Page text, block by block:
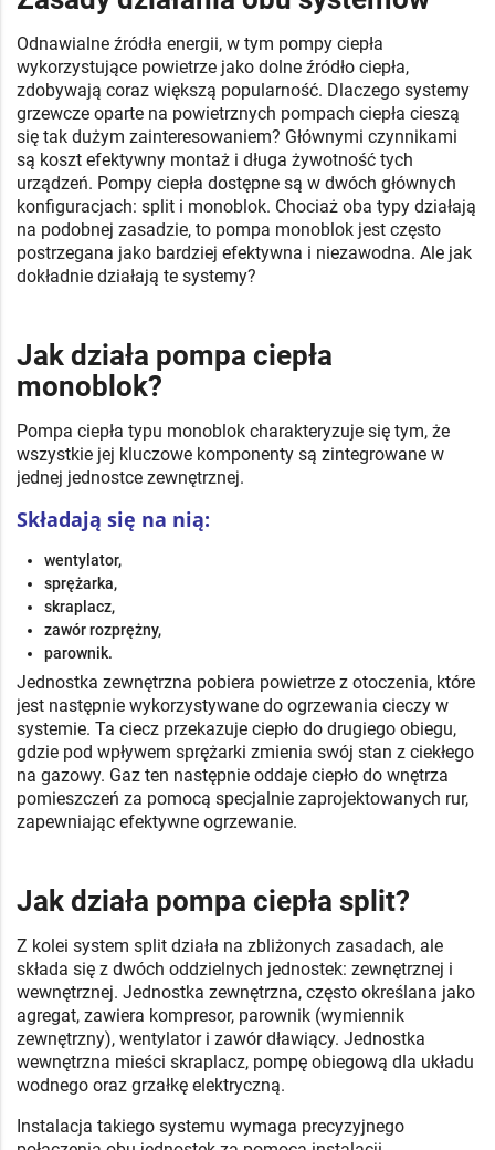
Odnawialne źródła energii, w tym pompy ciepła
wykorzystujące powietrze jako dolne źródło ciepła,
zdobywają coraz większą popularność. Dlaczego systemy
grzewcze oparte na powietrznych pompach ciepła cieszą
się tak dużym zainteresowaniem? Głównymi czynnikami
są koszt efektywny montaż i długa żywotność tych
urządzeń. Pompy ciepła dostępne są w dwóch głównych
konfiguracjach: split i monoblok. Chociaż oba typy działają
na podobnej zasadzie, to pompa monoblok jest często
postrzegana jako bardziej efektywna i niezawodna. Ale jak
dokładnie działają te systemy?
Jak działa pompa ciepła
monoblok?
Pompa ciepła typu monoblok charakteryzuje się tym, że
wszystkie jej kluczowe komponenty są zintegrowane w
jednej jednostce zewnętrznej.
Składają się na nią:
wentylator,
sprężarka,
skraplacz,
zawór rozprężny,
parownik.
Jednostka zewnętrzna pobiera powietrze z otoczenia, które
jest następnie wykorzystywane do ogrzewania cieczy w
systemie. Ta ciecz przekazuje ciepło do drugiego obiegu,
gdzie pod wpływem sprężarki zmienia swój stan z ciekłego
na gazowy. Gaz ten następnie oddaje ciepło do wnętrza
pomieszczeń za pomocą specjalnie zaprojektowanych rur,
zapewniając efektywne ogrzewanie.
Jak działa pompa ciepła split?
Z kolei system split działa na zbliżonych zasadach, ale
składa się z dwóch oddzielnych jednostek: zewnętrznej i
wewnętrznej. Jednostka zewnętrzna, często określana jako
agregat, zawiera kompresor, parownik (wymiennik
zewnętrzny), wentylator i zawór dławiący. Jednostka
wewnętrzna mieści skraplacz, pompę obiegową dla układu
wodnego oraz grzałkę elektryczną.
Instalacja takiego systemu wymaga precyzyjnego